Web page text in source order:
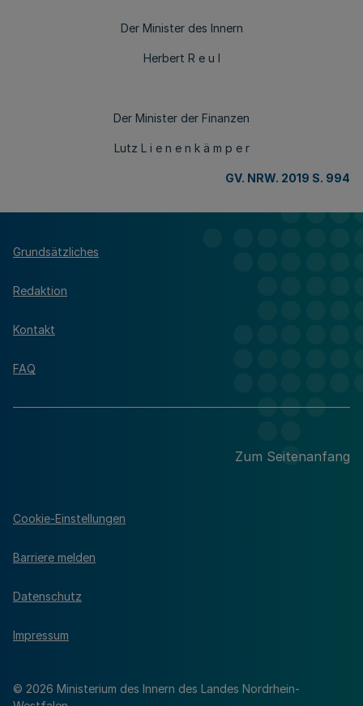
Der Minister des Innern
Herbert R e u l
Der Minister der Finanzen
Lutz L i e n e n k ä m p e r
GV. NRW. 2019 S. 994
Grundsätzliches
Redaktion
Kontakt
FAQ
Zum Seitenanfang
© 2026 Ministerium des Innern des Landes Nordrhein-
Cookie-Einstellungen
Barriere melden
Datenschutz
Impressum